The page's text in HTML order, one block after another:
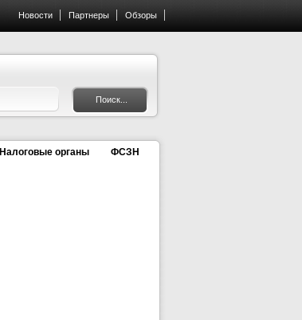
Новости Партнеры Обзоры
Налоговые органы ФСЗН